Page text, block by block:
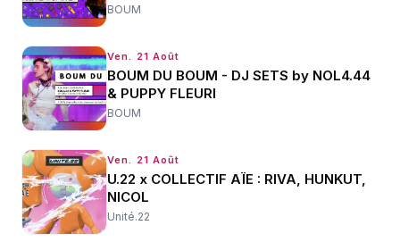
BOUM
Ven. 21 Août
BOUM DU BOUM - DJ SETS by NOL4.44
& PUPPY FLEURI
BOUM
Ven. 21 Août
U.22 x COLLECTIF AÏE : RIVA, HUNKUT,
NICOL
Unité.22